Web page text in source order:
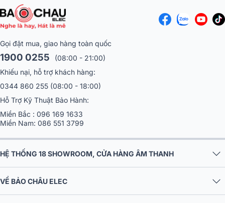
Gọi đặt mua, giao hàng toàn quốc
1900 0255
(08:00 - 21:00)
Khiếu nại, hỗ trợ khách hàng:
0344 860 255 (08:00 - 18:00)
Hỗ Trợ Kỹ Thuật Bảo Hành:
Miền Bắc : 096 169 1633
Miền Nam: 086 551 3799
HỆ THỐNG 18 SHOWROOM, CỬA HÀNG ÂM THANH
VỀ BẢO CHÂU ELEC